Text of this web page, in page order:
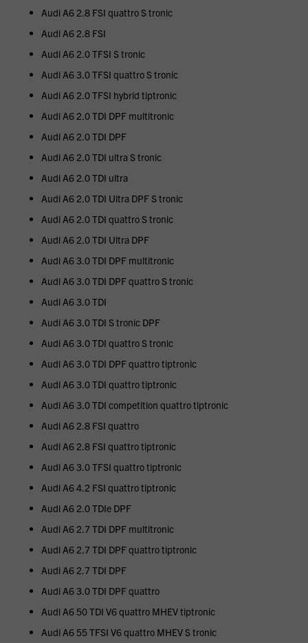
Audi A6 2.8 FSI quattro S tronic
Audi A6 2.8 FSI
Audi A6 2.0 TFSI S tronic
Audi A6 3.0 TFSI quattro S tronic
Audi A6 2.0 TFSI hybrid tiptronic
Audi A6 2.0 TDI DPF multitronic
Audi A6 2.0 TDI DPF
Audi A6 2.0 TDI ultra S tronic
Audi A6 2.0 TDI ultra
Audi A6 2.0 TDI Ultra DPF S tronic
Audi A6 2.0 TDI quattro S tronic
Audi A6 2.0 TDI Ultra DPF
Audi A6 3.0 TDI DPF multitronic
Audi A6 3.0 TDI DPF quattro S tronic
Audi A6 3.0 TDI
Audi A6 3.0 TDI S tronic DPF
Audi A6 3.0 TDI quattro S tronic
Audi A6 3.0 TDI DPF quattro tiptronic
Audi A6 3.0 TDI quattro tiptronic
Audi A6 3.0 TDI competition quattro tiptronic
Audi A6 2.8 FSI quattro
Audi A6 2.8 FSI quattro tiptronic
Audi A6 3.0 TFSI quattro tiptronic
Audi A6 4.2 FSI quattro tiptronic
Audi A6 2.0 TDIe DPF
Audi A6 2.7 TDI DPF multitronic
Audi A6 2.7 TDI DPF quattro tiptronic
Audi A6 2.7 TDI DPF
Audi A6 3.0 TDI DPF quattro
Audi A6 50 TDI V6 quattro MHEV tiptronic
Audi A6 55 TFSI V6 quattro MHEV S tronic